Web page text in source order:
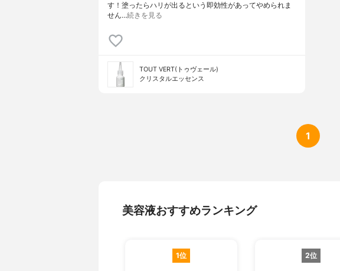
す！塗ったらハリが出るという即効性があってやめられま
せん…続きを見る
TOUT VERT(トゥヴェール)
クリスタルエッセンス
1
美容液おすすめランキング
1位 2位